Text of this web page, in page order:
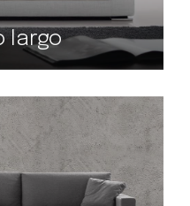
largo